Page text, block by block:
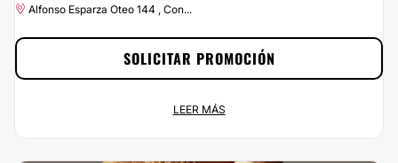
Alfonso Esparza Oteo 144 , Con...
SOLICITAR PROMOCIÓN
LEER MÁS